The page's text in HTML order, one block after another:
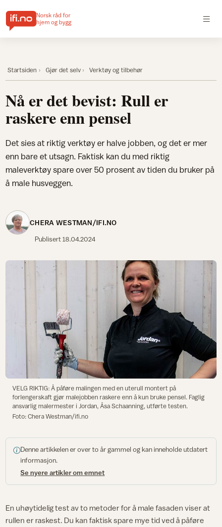
Norsk råd for
hjem og bygg
Startsiden Gjør det selv Verktøy og tilbehør
Nå er det bevist: Rull er
raskere enn pensel
Det sies at riktig verktøy er halve jobben, og det er mer
enn bare et utsagn. Faktisk kan du med riktig
maleverktøy spare over 50 prosent av tiden du bruker på
å male husveggen.
CHERA WESTMAN/IFI.NO
Publisert18.04.2024
VELG RIKTIG: Å påføre malingen med en uterull montert på
forlengerskaft gjør malejobben raskere enn å kun bruke pensel. Faglig
ansvarlig malermester i Jordan, Åsa Schaanning, utførte testen.
Foto: Chera Westman/ifi.no
Denne artikkelen er over to år gammel og kan inneholde utdatert
informasjon.
Se nyere artikler om emnet
En uhøytidelig test av to metoder for å male fasaden viser at
rullen er raskest. Du kan faktisk spare mye tid ved å påføre